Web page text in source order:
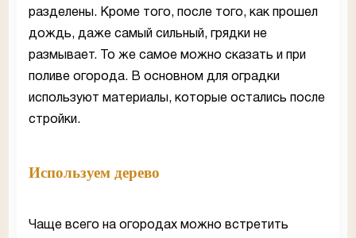
разделены. Кроме того, после того, как прошел
дождь, даже самый сильный, грядки не
размывает. То же самое можно сказать и при
поливе огорода. В основном для оградки
используют материалы, которые остались после
стройки.
Используем дерево
Чаще всего на огородах можно встретить